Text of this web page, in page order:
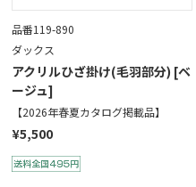
品番119-890
ダックス
アクリルひざ掛け(毛羽部分) [ベ
ージュ]
【2026年春夏カタログ掲載品】
¥5,500